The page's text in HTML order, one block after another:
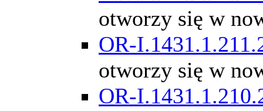
otworzy się w
OR-
otworzy się w
OR-